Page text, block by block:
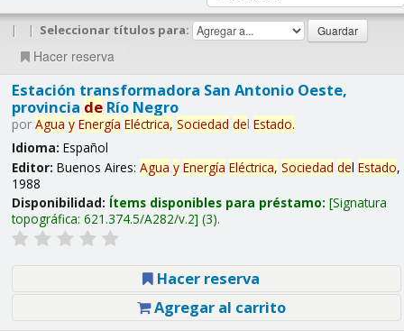
| | Seleccionar títulos para:
Hacer reserva
Estación transformadora San Antonio Oeste,
provincia deRío Negro
por Agua y Energía Eléctrica, Sociedad del Estado.
Idioma: Español
Editor: Buenos Aires: Agua y Energía Eléctrica, Sociedad del Estado,
1988
Disponibilidad: Ítems disponibles para préstamo: Signatura
topográfica: 621.374.5/A282/v.2 (3).
Hacer reserva
Agregar al carrito